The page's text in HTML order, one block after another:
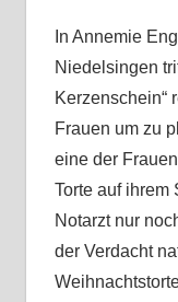
In Annemie
Niedelsingen
Kerzenschein“
Frauen um zu
eine der
Torte auf ihrem
Notarzt nur
der Verdacht